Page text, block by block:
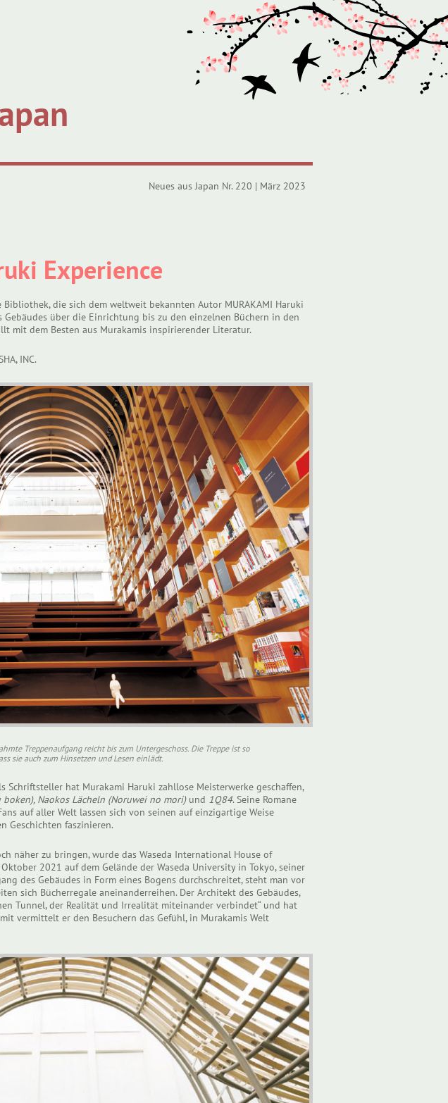
Neues aus Japan Nr. 220 | März 2023
Experience
die sich dem weltweit bekannten Autor MURAKAMI Haruki
über die Einrichtung bis zu den einzelnen Büchern in den
mit dem Besten aus Murakamis inspirierender Literatur.
INC.
Treppenaufgang reicht bis zum Untergeschoss. Die Treppe ist so
sie auch zum Hinsetzen und Lesen einlädt.
Schriftsteller hat Murakami Haruki zahllose Meisterwerke geschaffen,
Naokos Lächeln (Noruwei no mori)und 1Q84. Seine Romane
auf aller Welt lassen sich von seinen auf einzigartige Weise
Geschichten faszinieren.
näher zu bringen, wurde das Waseda International House of
2021 auf dem Gelände der Waseda University in Tokyo, seiner
des Gebäudes in Form eines Bogens durchschreitet, steht man vor
sich Bücherregale aneinanderreihen. Der Architekt des Gebäudes,
Tunnel, der Realität und Irrealität miteinander verbindet“ und hat
vermittelt er den Besuchern das Gefühl, in Murakamis Welt